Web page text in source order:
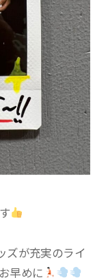
ズが充実のライ
早めに